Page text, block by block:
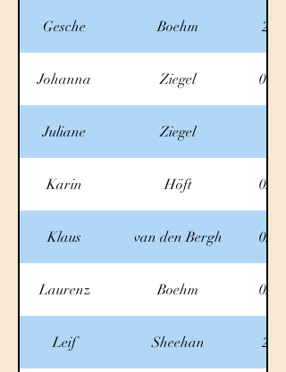
Gesche Boehm
Johanna Ziegel
Juliane Ziegel
Karin Höft
Klaus van den Bergh
Laurenz Boehm
Leif Sheehan